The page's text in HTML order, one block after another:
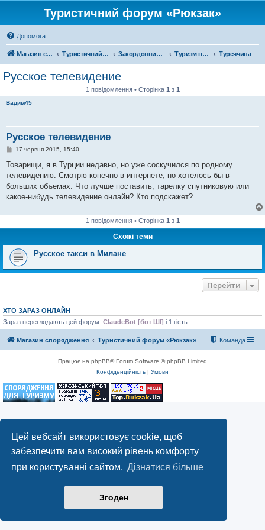
Цей вебсайт використовує cookie, щоб
забезпечити вам високий рівень комфорту
при користуванні сайтом. Дізнатися більше
Згоден
Туристичний форум «Рюкзак»
Допомога
Магазин спорядження Туристичний форум «Рюкзак» Закордонний туризм Туризм в Азії Туреччина
Русское телевидение
1 повідомлення • Сторінка 1 з 1
Вадим45
Русское телевидение
П
в
д
о
л
я
17 червня 2015, 15:40
Товарищи, я в Турции недавно, но уже соскучился по родному
телевидению. Смотрю конечно в интернете, но хотелось бы в
больших объемах. Что лучше поставить, тарелку спутниковую или
какое-нибудь телевидение онлайн? Кто подскажет?
1 повідомлення • Сторінка 1 з 1
Схожі теми
Русское такси в Милане
Перейти
ХТО ЗАРАЗ ОНЛАЙН
Зараз переглядають цей форум: ClaudeBot [бот ШІ] і 1 гість
Магазин спорядження Туристичний форум «Рюкзак» Команда
Працює на phpBB® Forum Software © phpBB Limited
Конфіденційність | Умови